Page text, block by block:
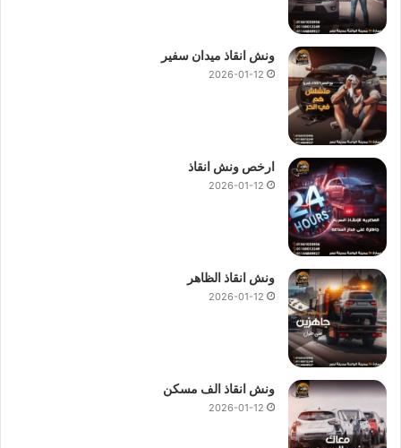
ونش انقاذ ميدان سفير
2026-01-12
ارخص ونش انقاذ
2026-01-12
ونش انقاذ الظاهر
2026-01-12
ونش انقاذ الف مسكن
2026-01-12